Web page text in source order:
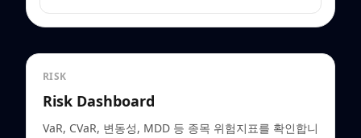
RISK
Risk Dashboard
VaR, CVaR, 변동성, MDD 등 종목 위험지표를 확인합니